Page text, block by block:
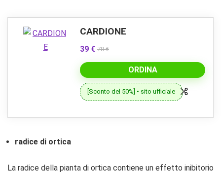
CARDIONE
39 € 78 €
ORDINA
[Sconto del 50%] • sito ufficiale
radice di ortica
La radice della pianta di ortica contiene un effetto inibitorio